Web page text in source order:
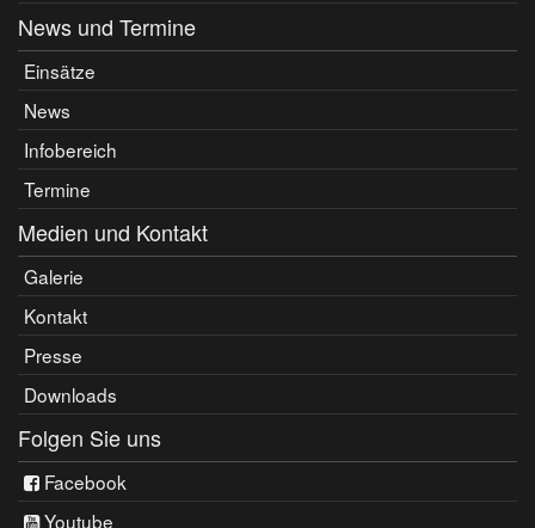
News und Termine
Einsätze
News
Infobereich
Termine
Medien und Kontakt
Galerie
Kontakt
Presse
Downloads
Folgen Sie uns
Facebook
Youtube